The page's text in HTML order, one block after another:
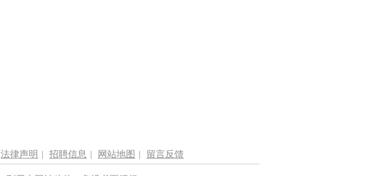
法律声明 | 招聘信息 | 网站地图 | 留言反馈